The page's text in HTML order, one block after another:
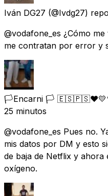
Iván DG27 (@Ivdg27)
@vodafone_es ¿Cómo
me contratan por error y
🏳️Encarni 🏳️
25 minutos
@vodafone_es Pues no.
mis datos por DM y esto
de baja de Netflix y
oxígeno.